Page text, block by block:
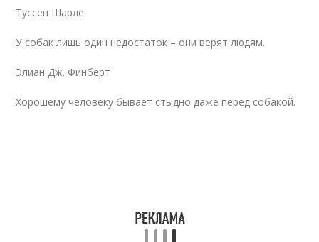
Туссен Шарле
У собак лишь один недостаток – они верят людям.
Элиан Дж. Финберт
Хорошему человеку бывает стыдно даже перед собакой.